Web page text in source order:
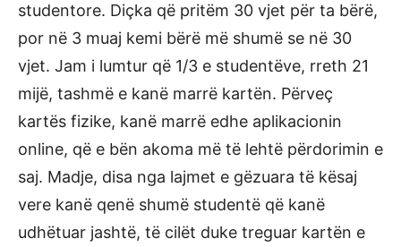
studentore. Diçka që pritëm 30 vjet për ta bërë,
por në 3 muaj kemi bërë më shumë se në 30
vjet. Jam i lumtur që 1/3 e studentëve, rreth 21
mijë, tashmë e kanë marrë kartën. Përveç
kartës fizike, kanë marrë edhe aplikacionin
online, që e bën akoma më të lehtë përdorimin e
saj. Madje, disa nga lajmet e gëzuara të kësaj
vere kanë qenë shumë studentë që kanë
udhëtuar jashtë, të cilët duke treguar kartën e